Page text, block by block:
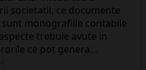
societatii, ce documente
monografiile contabile
trebuie avute in
ce pot genera...